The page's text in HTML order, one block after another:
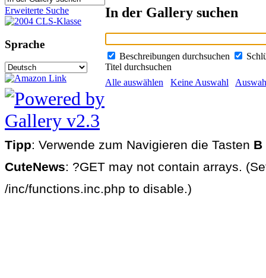
Erweiterte Suche
Sprache
In der Gallery suchen
Beschreibungen durchsuchen
Titel durchsuchen
Alle auswählen
Keine Auswahl
Tipp: Verwende zum Navigieren die Tasten B
CuteNews: ?GET may not contain arrays.
/inc/functions.inc.php to disable.)